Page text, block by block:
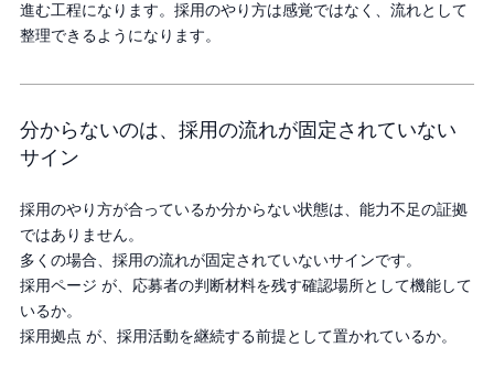
進む工程になります。採用のやり方は感覚ではなく、流れとして
整理できるようになります。
分からないのは、採用の流れが固定されていない
サイン
採用のやり方が合っているか分からない状態は、能力不足の証拠
ではありません。
多くの場合、採用の流れが固定されていないサインです。
採用ページ が、応募者の判断材料を残す確認場所として機能して
いるか。
採用拠点 が、採用活動を継続する前提として置かれているか。